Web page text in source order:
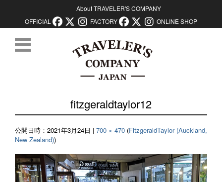
About TRAVELER'S COMPANY
OFFICIAL
FACTORY ONLINE SHOP
fitzgeraldtaylor12
公開日時： 2021年3月24日 | 700 × 470 (FitzgeraldTaylor (Auckland,
New Zealand))